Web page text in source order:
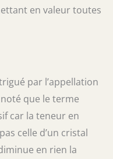
en valeur toutes
par l’appellation
que le terme
car la teneur en
celle d’un cristal
en rien la